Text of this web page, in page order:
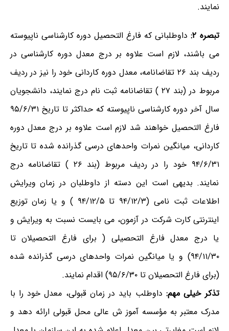
نمایند.
تبصره ۲:
داوطلبانی که فارغ التحصیل دوره کارشناسی ناپیوسته
می باشند، لازم است علاوه بر درج معدل دوره کارشناسی در
ردیف بند ۲۶ تقاضانامه، معدل دوره کاردانی خود را نیز در ردیف
مربوط در (بند ۲۷ ) تقاضانامه ثبت نام درج نمایند، دانشجویان
سال آخر دوره کارشناسی ناپیوسته که حداکثر تا تاریخ ۹۵/۶/۳۱
فارغ التحصیل خواهند شد لازم است علاوه بر درج معدل دوره
کاردانی، میانگین نمرات واحدهای درسی گذرانده شده تا تاریخ
۹۴/۶/۳۱ خود را در ردیف مربوط (بند ۲۶ ) تقاضانامه درج
نمایند. بدیهی است این دسته از داوطلبان در زمان ویرایش
اطلاعات ثبت نامی (۹۴/۱۲/۳ تا ۹۴/۱۲/۵ ) و یا زمان توزیع
اینترنتی کارت شرکت در آزمون، می بایست نسبت به ویرایش و
یا درج معدل فارغ التحصیلی ( برای فارغ التحصیلان تا
۹۴/۱۱/۳۰) و یا میانگین نمرات واحدهای درسی گذرانده شده
(برای فارغ التحصیلان تا ۹۵/۶/۳۰) اقدام نمایند.
تذکر خیلی مهم: داوطلب باید در زمان قبولی، معدل خود را با
مدرک معتبر به مؤسسه آموز ش عالی محل قبولی ارائه دهد و